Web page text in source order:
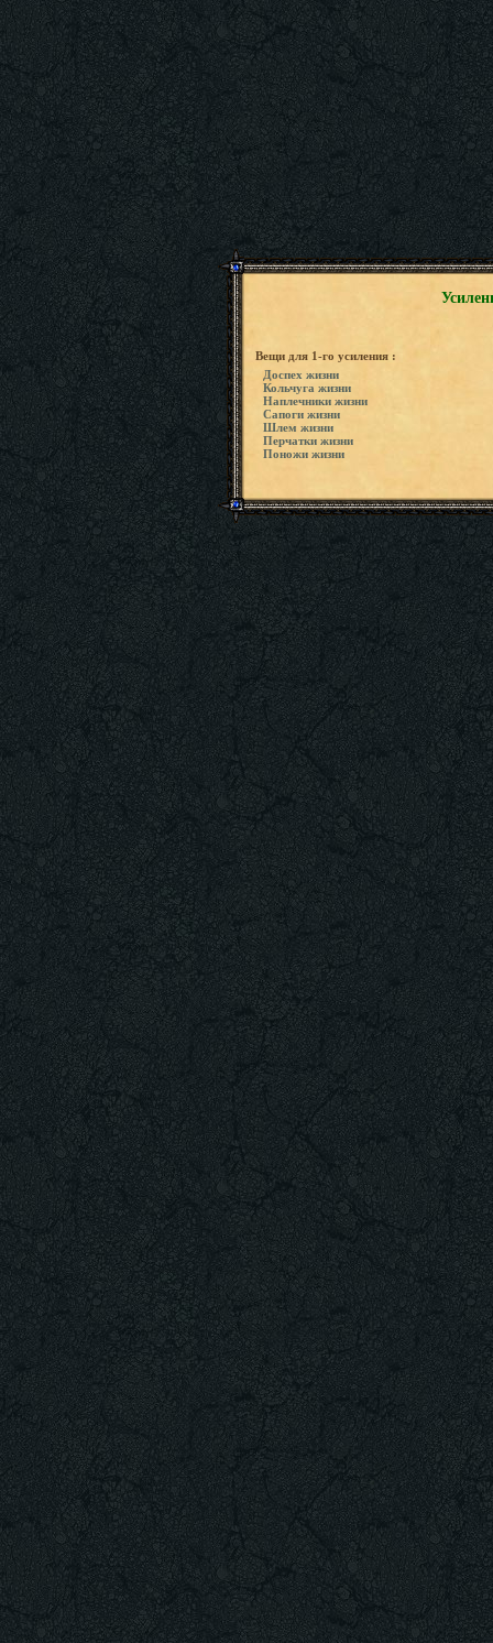
Вещи для 1-го усиления :
Доспех жизни
Кольчуга жизни
Наплечники жизни
Сапоги жизни
Шлем жизни
Перчатки жизни
Поножи жизни